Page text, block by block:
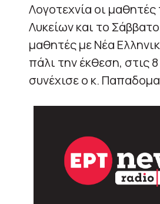
Λογοτεχνία οι μαθητές
Λυκείων και το Σάββατο
μαθητές με Νέα
πάλι την έκθεση, στις
συνέχισε ο κ.